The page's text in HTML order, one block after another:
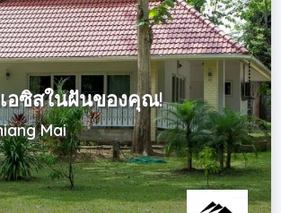
อซิสในฝันของคุณ!
Mai